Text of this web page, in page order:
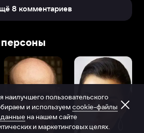
8 комментариев
наилучшего пользовательского
и используем cookie-файлы
данные на нашем сайте
и маркетинговых целях.